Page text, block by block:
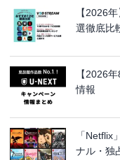
【2026
選徹底比
【2026
情報
「
ナル・独